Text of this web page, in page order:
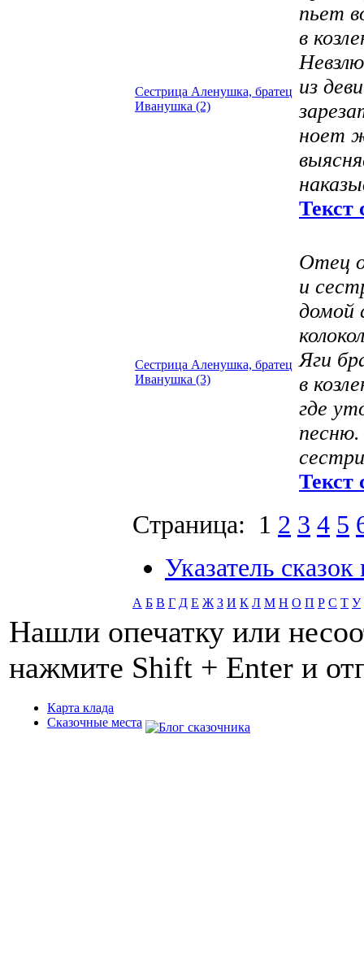
Сестрица Аленушка, братец
Иванушка (2)
пьет
в
из
ноет
Текст
Сестрица Аленушка, братец
Иванушка (3)
Отец
и
домой
Яги
в
где
Текст
Страница: 1 2 3 4 5
Указатель
А Б В Г Д Е Ж З И К Л М Н О П Р С Т У
Нашли опечатку или
нажмите Shift + Enter и
Карта клада
Сказочные места